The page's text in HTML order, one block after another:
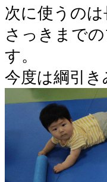
次に使うの
さっきまで
す。
今度は綱引